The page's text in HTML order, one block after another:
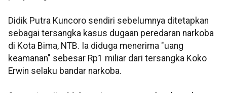
Didik Putra Kuncoro sendiri sebelumnya ditetapkan
sebagai tersangka kasus dugaan peredaran narkoba
di Kota Bima, NTB. Ia diduga menerima "uang
keamanan" sebesar Rp1 miliar dari tersangka Koko
Erwin selaku bandar narkoba.